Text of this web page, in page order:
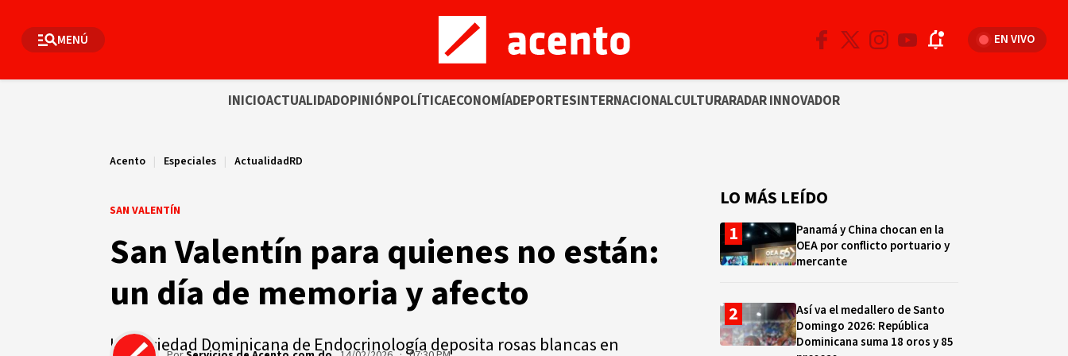
MENÚ EN VIVO
INICIOACTUALIDADOPINIÓNPOLÍTICAECONOMÍADEPORTESINTERNACIONALCULTURARADAR INNOVADOR
Acento | Especiales | ActualidadRD
SAN VALENTÍN
San Valentín para quienes no están:
un día de memoria y afecto
La Sociedad Dominicana de Endocrinología deposita rosas blancas en
LO MÁS LEÍDO
Panamá y China chocan en la
OEA por conflicto portuario y
mercante
Así va el medallero de Santo
Domingo 2026: República
Dominicana suma 18 oros y 85